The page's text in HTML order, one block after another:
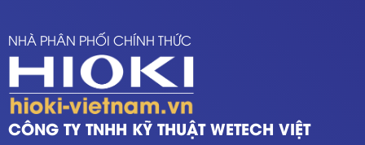
NHÀ PHÂN PHỐI CHÍNH THỨC
CÔNG TY TNHH KỸ THUẬT WETECH VIỆT